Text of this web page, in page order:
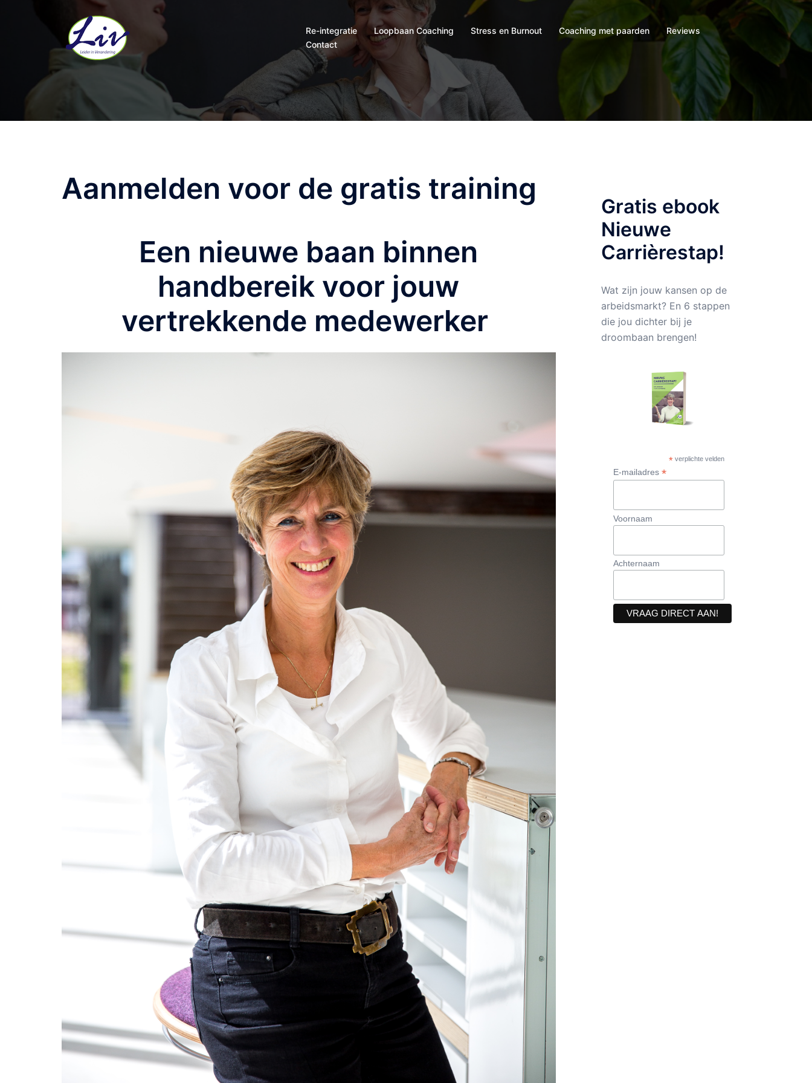
Re-integratie Loopbaan Coaching Stress en Burnout Coaching met paarden
Reviews
Contact
Aanmelden voor de gratis training
Een nieuwe baan binnen
handbereik voor jouw
vertrekkende medewerker
Gratis ebook
Nieuwe
Carrièrestap!
Wat zijn jouw kansen op de
arbeidsmarkt? En 6 stappen
die jou dichter bij je
droombaan brengen!
* verplichte velden
E-mailadres *
Voornaam
Achternaam